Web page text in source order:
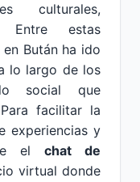
culturales,
Entre estas
Bután ha ido
lo largo de los
social que
facilitar la
experiencias y
elchat de
virtual donde